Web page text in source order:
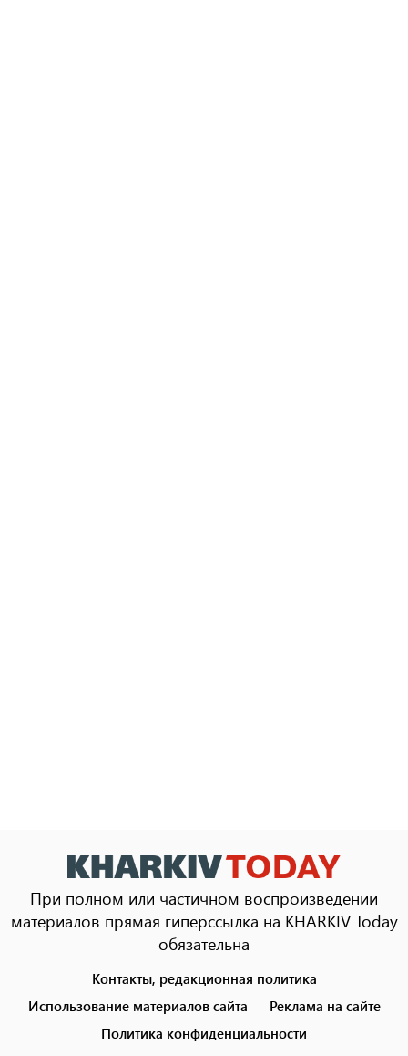
При полном или частичном воспроизведении
материалов прямая гиперссылка на KHARKIV Today
обязательна
menu
Контакты, редакционная политика
Использование материалов сайта
Реклама на сайте
Политика конфиденциальности